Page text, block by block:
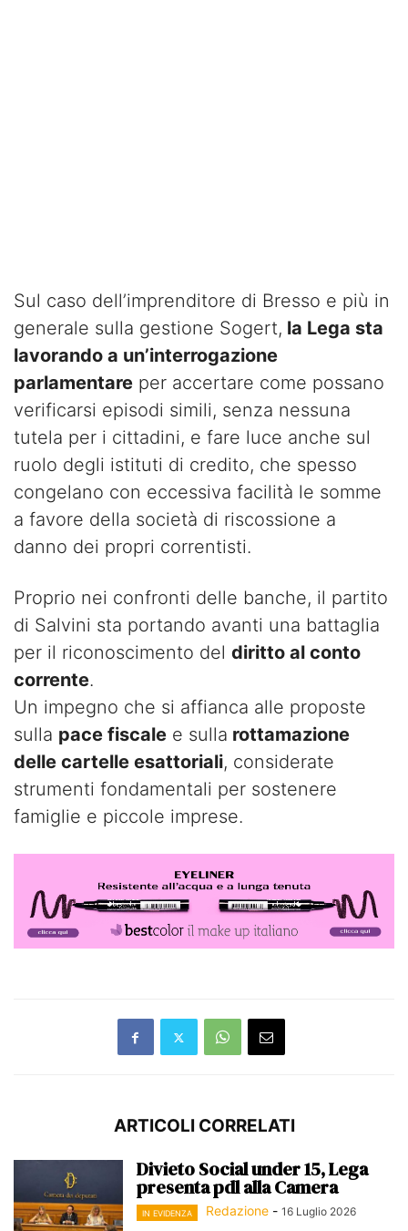
Sul caso dell’imprenditore di Bresso e più in
generale sulla gestione Sogert, la Lega sta
lavorando a un’interrogazione
parlamentare per accertare come possano
verificarsi episodi simili, senza nessuna
tutela per i cittadini, e fare luce anche sul
ruolo degli istituti di credito, che spesso
congelano con eccessiva facilità le somme
a favore della società di riscossione a
danno dei propri correntisti.
Proprio nei confronti delle banche, il partito
di Salvini sta portando avanti una battaglia
per il riconoscimento del diritto al conto
corrente.
Un impegno che si affianca alle proposte
sulla pace fiscale e sulla rottamazione
delle cartelle esattoriali, considerate
strumenti fondamentali per sostenere
famiglie e piccole imprese.
ARTICOLI CORRELATI
Divieto Social under 15, Lega
presenta pdl alla Camera
IN EVIDENZA Redazione - 16 Luglio 2026